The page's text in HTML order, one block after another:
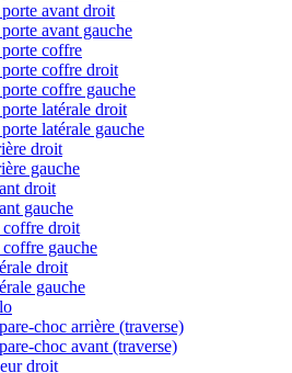
avant droit
avant gauche
coffre
coffre droit
coffre gauche
latérale droit
latérale gauche
droit
gauche
droit
gauche
coffre droit
coffre gauche
droit
gauche
choc arrière (traverse)
choc avant (traverse)
droit